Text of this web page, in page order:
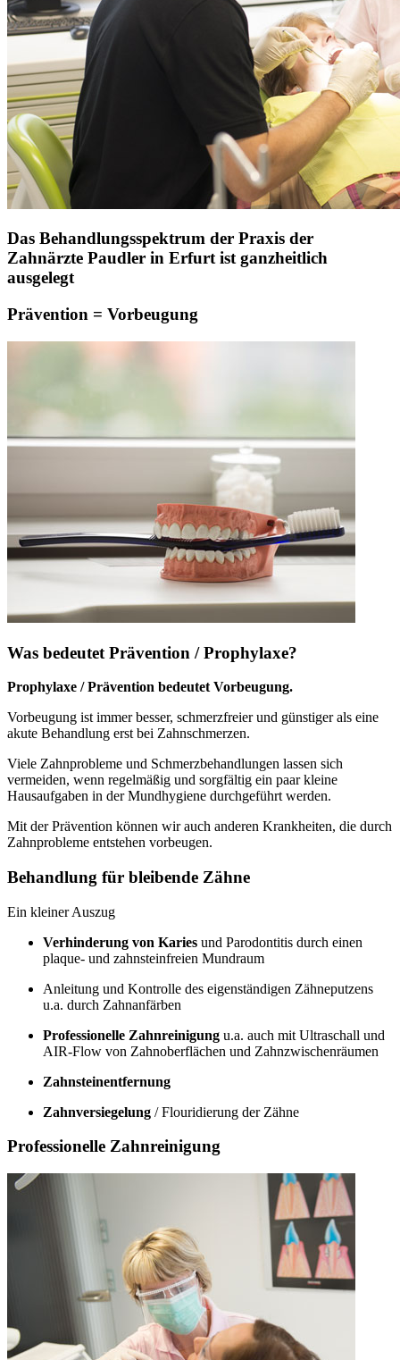
Das Behandlungsspektrum der Praxis der
Zahnärzte Paudler in Erfurt ist ganzheitlich
ausgelegt
Prävention = Vorbeugung
Was bedeutet Prävention / Prophylaxe?
Prophylaxe / Prävention bedeutet Vorbeugung.
Vorbeugung ist immer besser, schmerzfreier und günstiger als eine
akute Behandlung erst bei Zahnschmerzen.
Viele Zahnprobleme und Schmerzbehandlungen lassen sich
vermeiden, wenn regelmäßig und sorgfältig ein paar kleine
Hausaufgaben in der Mundhygiene durchgeführt werden.
Mit der Prävention können wir auch anderen Krankheiten, die durch
Zahnprobleme entstehen vorbeugen.
Behandlung für bleibende Zähne
Ein kleiner Auszug
Verhinderung von Karies und Parodontitis durch einen
plaque- und zahnsteinfreien Mundraum
Anleitung und Kontrolle des eigenständigen Zähneputzens
u.a. durch Zahnanfärben
Professionelle Zahnreinigung u.a. auch mit Ultraschall und
AIR-Flow von Zahnoberflächen und Zahnzwischenräumen
Zahnsteinentfernung
Zahnversiegelung / Flouridierung der Zähne
Professionelle Zahnreinigung